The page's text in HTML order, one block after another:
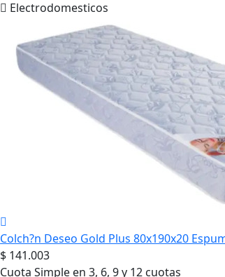
Electrodomesticos
Colch?n Deseo Gold Plus 80x190x20
$ 141.003
Cuota Simple en 3, 6, 9 y 12 cuotas